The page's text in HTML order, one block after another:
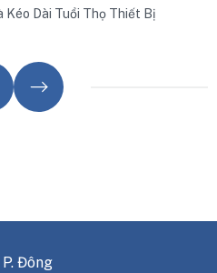
Dài Tuổi Thọ Thiết Bị
Đông